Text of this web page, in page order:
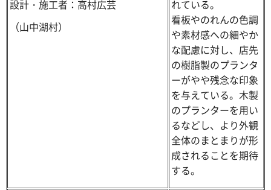
設計・施工者：高村広芸
（山中湖村）
れている。
看板やのれんの色調
や素材感への細やか
な配慮に対し、店先
の樹脂製のプランタ
ーがやや残念な印象
を与えている。木製
のプランターを用い
るなどし、より外観
全体のまとまりが形
成されることを期待
する。